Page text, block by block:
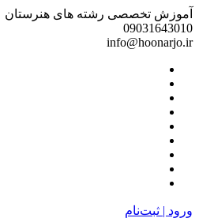
آموزش تخصصی رشته های هنرستان
09031643010
info@hoonarjo.ir
ورود | ثبت‌نام